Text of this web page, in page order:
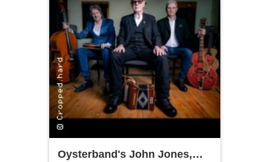
Oysterband's John Jones,